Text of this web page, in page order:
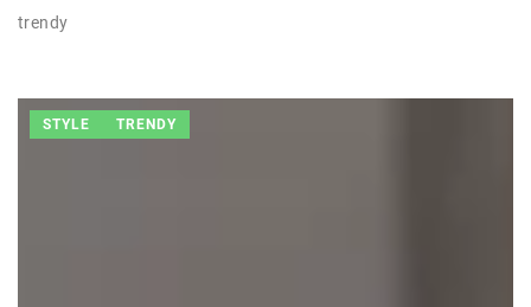
trendy
STYLE TRENDY